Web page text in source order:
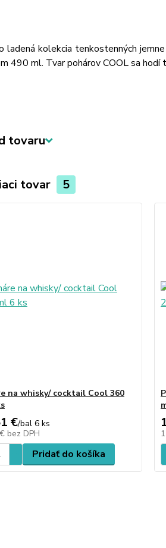
ladená kolekcia tenkostenných
490 ml. Tvar pohárov COOL sa hodí
tovaru
tovar 5
na whisky/ cocktail Cool 360
€/bal 6 ks
bez DPH
Pridať do košíka